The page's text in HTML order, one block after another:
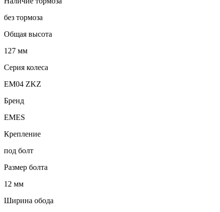
без тормоза
Общая высота
127 мм
Серия колеса
EM04 ZKZ
Бренд
EMES
Крепление
под болт
Размер болта
12 мм
Ширина обода